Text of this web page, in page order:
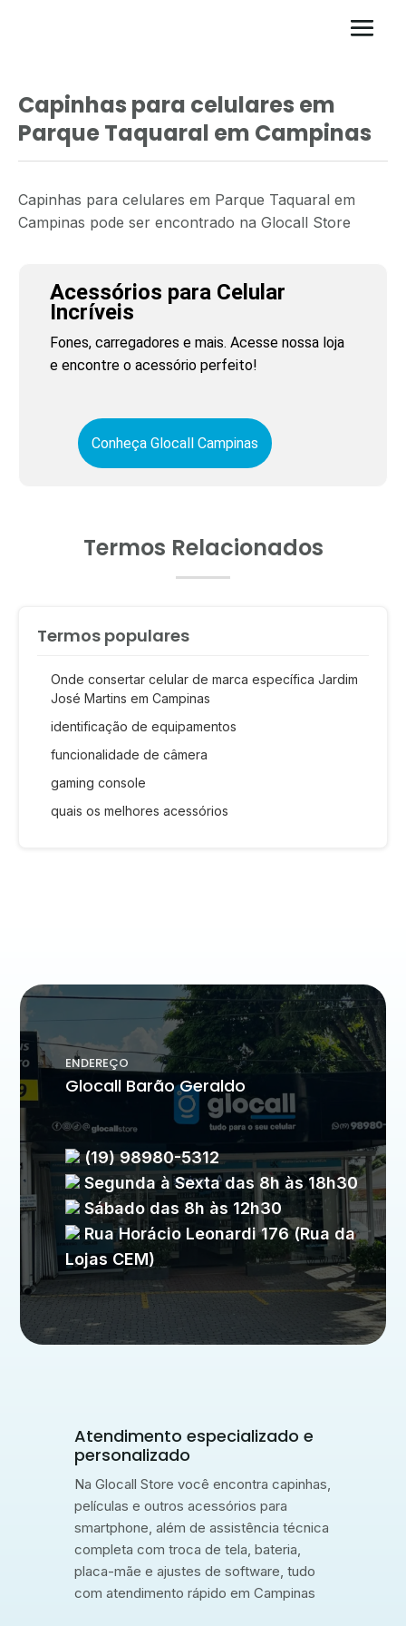
Capinhas para celulares em
Parque Taquaral em Campinas
Capinhas para celulares em Parque Taquaral em
Campinas pode ser encontrado na Glocall Store
Acessórios para Celular
Incríveis
Fones, carregadores e mais. Acesse nossa loja
e encontre o acessório perfeito!
Conheça Glocall Campinas
Termos Relacionados
Termos populares
Onde consertar celular de marca específica Jardim
José Martins em Campinas
identificação de equipamentos
funcionalidade de câmera
gaming console
quais os melhores acessórios
ENDEREÇO
Glocall Barão Geraldo
(19) 98980-5312
Segunda à Sexta das 8h às 18h30
Sábado das 8h às 12h30
Rua Horácio Leonardi 176 (Rua da
Lojas CEM)
Atendimento especializado e
personalizado
Na Glocall Store você encontra capinhas,
películas e outros acessórios para
smartphone, além de assistência técnica
completa com troca de tela, bateria,
placa-mãe e ajustes de software, tudo
com atendimento rápido em Campinas